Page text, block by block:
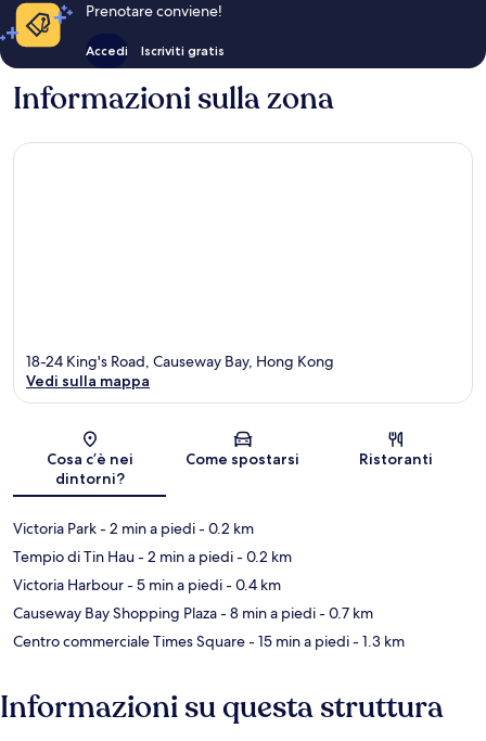
Prenotare conviene!
Accedi Iscriviti gratis
Informazioni sulla zona
Mappa
18-24 King's Road, Causeway Bay, Hong Kong
Vedi sulla mappa
Cosa c’è nei
dintorni?
Come spostarsi Ristoranti
Victoria Park- 2 min a piedi- 0.2 km
Tempio di Tin Hau- 2 min a piedi- 0.2 km
Victoria Harbour- 5 min a piedi- 0.4 km
Causeway Bay Shopping Plaza- 8 min a piedi- 0.7 km
Centro commerciale Times Square- 15 min a piedi- 1.3 km
Informazioni su questa struttura